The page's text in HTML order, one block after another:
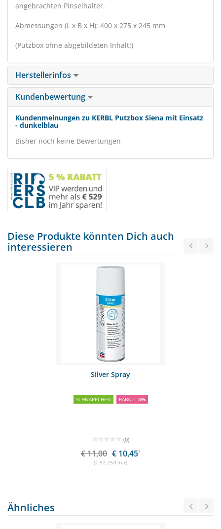
angebrachten Pinselhalter.
Abmessungen (L x B x H): 400 x 275 x 245 mm
(Putzbox ohne abgebildeten Inhalt!)
Herstellerinfos
Kundenbewertung
Kundenmeinungen zu KERBL Putzbox Siena mit Einsatz
- dunkelblau
Bisher noch keine Bewertungen
Diese Produkte könnten Dich auch
interessieren
Silver Spray
SCHNÄPPCHEN RABATT 5%
(0)
€ 11,00 € 10,451
(€ 52,25/Liter)
Ähnliches